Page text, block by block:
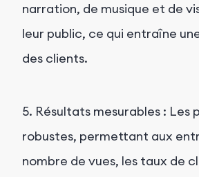
narration, de musique et de
leur public, ce qui entraîne
des clients.
5. Résultats mesurables :
robustes, permettant aux
nombre de vues, les taux de